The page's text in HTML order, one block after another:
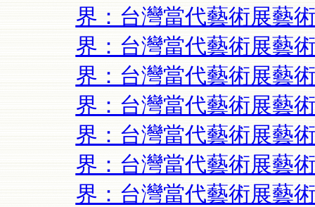
界：台灣當代藝術展藝
界：台灣當代藝術展藝
界：台灣當代藝術展藝
界：台灣當代藝術展藝
界：台灣當代藝術展藝
界：台灣當代藝術展藝
界：台灣當代藝術展藝